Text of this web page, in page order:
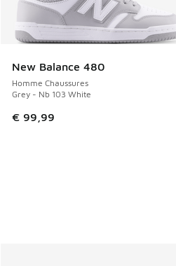
New Balance 480
Homme Chaussures
Grey - Nb 103 White
€ 99,99